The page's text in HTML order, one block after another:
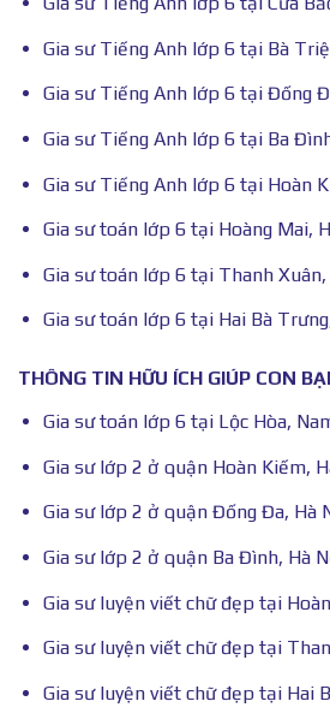
Gia sư Tiếng Anh lớp 6 tại Bà
Gia sư Tiếng Anh lớp 6 tại Đống
Gia sư Tiếng Anh lớp 6 tại Ba
Gia sư Tiếng Anh lớp 6 tại Hoàn
Gia sư toán lớp 6 tại Hoàng Mai,
Gia sư toán lớp 6 tại Thanh Xuân,
Gia sư toán lớp 6 tại Hai Bà
THÔNG TIN HỮU ÍCH GIÚP CON
Gia sư toán lớp 6 tại Lộc Hòa,
Gia sư lớp 2 ở quận Hoàn Kiếm,
Gia sư lớp 2 ở quận Đống Đa, Hà
Gia sư lớp 2 ở quận Ba Đình, Hà
Gia sư luyện viết chữ đẹp tại
Gia sư luyện viết chữ đẹp tại
Gia sư luyện viết chữ đẹp tại Hai